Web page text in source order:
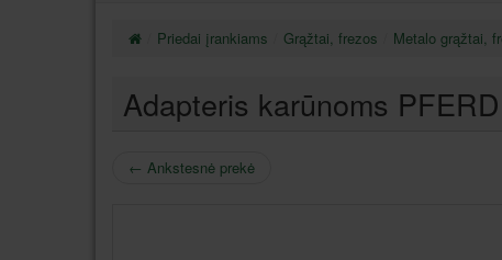
Priedai įrankiams Grąžtai, frezos Metalo grąžtai,
Adapteris karūnoms
← Ankstesnė prekė